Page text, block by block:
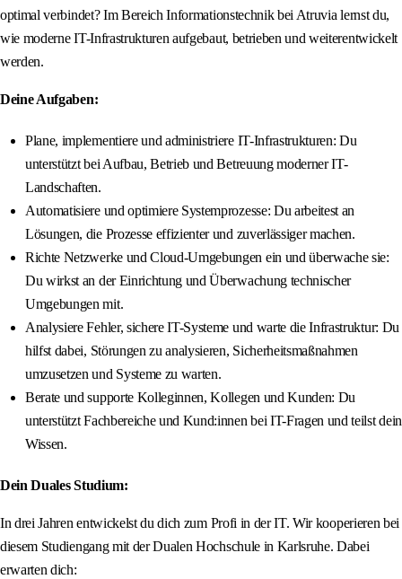
optimal verbindet? Im Bereich Informationstechnik bei Atruvia lernst du,
wie moderne IT-Infrastrukturen aufgebaut, betrieben und weiterentwickelt
werden.
Deine Aufgaben:
Plane, implementiere und administriere IT-Infrastrukturen: Du
unterstützt bei Aufbau, Betrieb und Betreuung moderner IT-
Landschaften.
Automatisiere und optimiere Systemprozesse: Du arbeitest an
Lösungen, die Prozesse effizienter und zuverlässiger machen.
Richte Netzwerke und Cloud-Umgebungen ein und überwache sie:
Du wirkst an der Einrichtung und Überwachung technischer
Umgebungen mit.
Analysiere Fehler, sichere IT-Systeme und warte die Infrastruktur: Du
hilfst dabei, Störungen zu analysieren, Sicherheitsmaßnahmen
umzusetzen und Systeme zu warten.
Berate und supporte Kolleginnen, Kollegen und Kunden: Du
unterstützt Fachbereiche und Kund:innen bei IT-Fragen und teilst dein
Wissen.
Dein Duales Studium:
In drei Jahren entwickelst du dich zum Profi in der IT. Wir kooperieren bei
diesem Studiengang mit der Dualen Hochschule in Karlsruhe. Dabei
erwarten dich: